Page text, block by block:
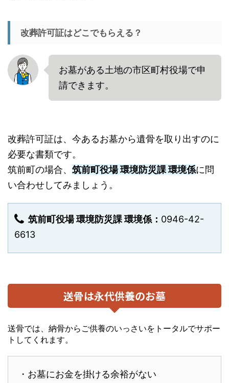
改葬許可証はどこでもらえる？
お墓がある土地の市区町村役場で申
請できます。
改葬許可証は、今あるお墓から遺骨を取り出すのに
必要な書類です。
筑前町の場合、 筑前町役場 環境防災課 環境係に問
い合わせしてみましょう。
筑前町役場 環境防災課 環境係： 0946-42-
6613
送骨は永代供養のお墓
送骨では、納骨からご供養のいっさいをトータルでサポー
トしてくれます。
・お墓にお金を掛ける余裕がない